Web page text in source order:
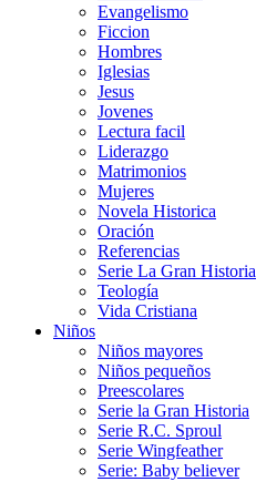
Evangelismo
Ficcion
Hombres
Iglesias
Jesus
Jovenes
Lectura facil
Liderazgo
Matrimonios
Mujeres
Novela Historica
Oración
Referencias
Serie La Gran Historia
Teología
Vida Cristiana
Niños
Niños mayores
Niños pequeños
Preescolares
Serie la Gran Historia
Serie R.C. Sproul
Serie Wingfeather
Serie: Baby believer